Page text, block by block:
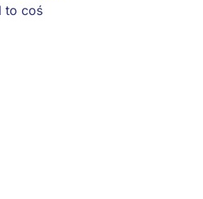
to coś